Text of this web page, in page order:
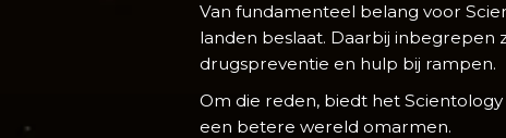
Van fundamenteel belang voor
landen beslaat. Daarbij inbegrepen
drugspreventie en hulp bij rampen.
Om die reden, biedt het
een betere wereld omarmen.